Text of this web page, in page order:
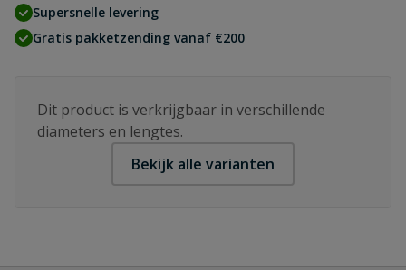
Supersnelle levering
Gratis pakketzending vanaf €200
Dit product is verkrijgbaar in verschillende
diameters en lengtes.
Bekijk alle varianten